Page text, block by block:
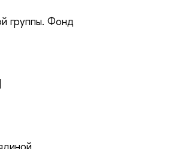
группы. Фонд